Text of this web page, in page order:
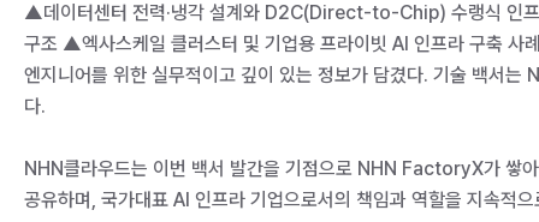
▲데이터센터 전력·냉각 설계와 D2C(Direct-to-Chip) 수랭식 인
구조 ▲엑사스케일 클러스터 및 기업용 프라이빗 AI 인프라 구축 사
엔지니어를 위한 실무적이고 깊이 있는 정보가 담겼다. 기술 백서
다.
NHN클라우드는 이번 백서 발간을 기점으로 NHN FactoryX가 쌓
공유하며, 국가대표 AI 인프라 기업으로서의 책임과 역할을 지속적